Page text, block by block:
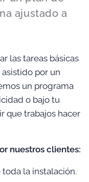
ajustado a
las tareas básicas
por un
un programa
o bajo tu
que trabajos hacer
nuestros clientes:
la instalación.